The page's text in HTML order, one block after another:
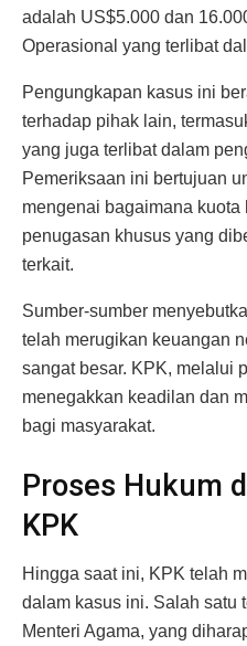
adalah US$5.000 dan
Operasional yang terlibat
Pengungkapan kasus ini
terhadap pihak lain,
yang juga terlibat dalam
Pemeriksaan ini bertujuan
mengenai bagaimana
penugasan khusus yang
terkait.
Sumber-sumber
telah merugikan keuangan
sangat besar. KPK, melalui
menegakkan keadilan dan
bagi masyarakat.
Proses Hukum
KPK
Hingga saat ini, KPK telah
dalam kasus ini. Salah satu
Menteri Agama, yang